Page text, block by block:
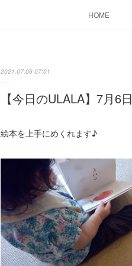
HOME
2021.07.06 07:01
【今日のULALA】7月6日
絵本を上手にめくれます♪